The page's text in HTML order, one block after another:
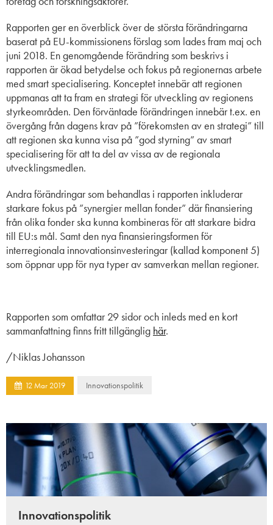
Rapporten ger en överblick över de största förändringarna
baserat på EU-kommissionens förslag som lades fram maj och
juni 2018. En genomgående förändring som beskrivs i
rapporten är ökad betydelse och fokus på regionernas arbete
med smart specialisering. Konceptet innebär att regionen
uppmanas att ta fram en strategi för utveckling av regionens
styrkeområden. Den förväntade förändringen innebär t.ex. en
övergång från dagens krav på ”förekomsten av en strategi” till
att regionen ska kunna visa på ”god styrning” av smart
specialisering för att ta del av vissa av de regionala
utvecklingsmedlen.
Andra förändringar som behandlas i rapporten inkluderar
starkare fokus på ”synergier mellan fonder” där finansiering
från olika fonder ska kunna kombineras för att starkare bidra
till EU:s mål. Samt den nya finansieringsformen för
interregionala innovationsinvesteringar (kallad komponent 5)
som öppnar upp för nya typer av samverkan mellan regioner.
Rapporten som omfattar 29 sidor och inleds med en kort
sammanfattning finns fritt tillgänglig här.
/Niklas Johansson
12Mar 2019 Innovationspolitik
Innovationspolitik